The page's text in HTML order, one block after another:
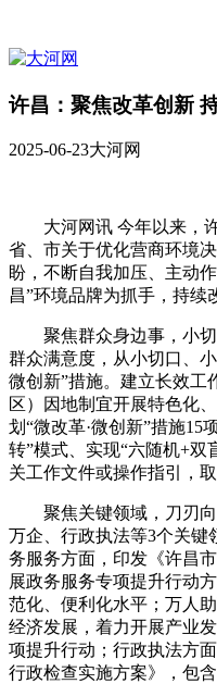
许昌：聚焦改革创新
2025-06-23大河网
大河网讯 今年以来，
省、市关于优化营商环境
盼，不断自我加压、主动
昌”环境品牌为抓手，持续
聚焦群众身边事，小
群众满意度，从小切口、
微创新”措施。建立长效工
区）因地制宜开展特色化
划“微改革·微创新”措施15
转”模式、实现“六随机+双
关工作文件或操作指引，
聚焦关键领域，刀刃
万企、行政执法等3个关键
务服务方面，印发《许昌
展政务服务专项提升行动
范化、便利化水平；万人
经济发展，着力开展产业
项提升行动；行政执法方
行政检查实施方案》，包